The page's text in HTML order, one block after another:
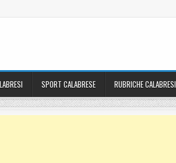
SPORT CALABRESE RUBRICHE CALABRESI